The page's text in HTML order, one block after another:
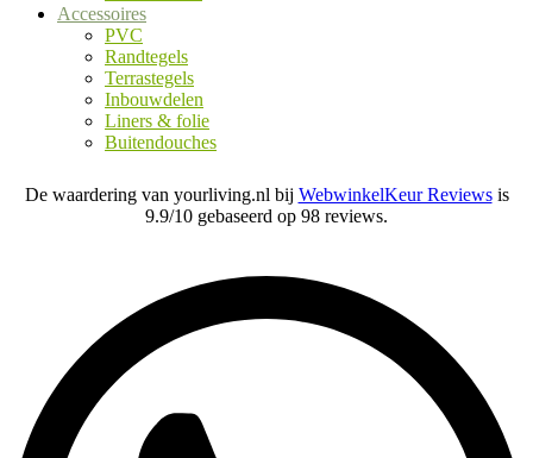
Accessoires
PVC
Randtegels
Terrastegels
Inbouwdelen
Liners & folie
Buitendouches
De waardering van yourliving.nl bij WebwinkelKeur Reviewsis
9.9/10 gebaseerd op 98 reviews.